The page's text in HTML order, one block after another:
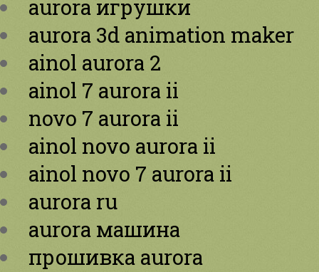
aurora игрушки
aurora 3d animation maker
ainol aurora 2
ainol 7 aurora ii
novo 7 aurora ii
ainol novo aurora ii
ainol novo 7 aurora ii
aurora ru
aurora машина
прошивка aurora